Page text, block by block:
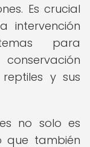
Es crucial
intervención
para
y sus
no solo es
que también